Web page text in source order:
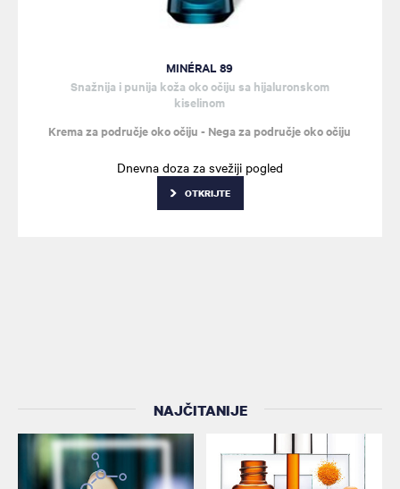
MINÉRAL 89
Snažnija i punija koža oko očiju sa hijaluronskom
kiselinom
Krema za područje oko očiju - Nega za područje oko očiju
Dnevna doza za svežiji pogled
OTKRIJTE
NAJČITANIJE